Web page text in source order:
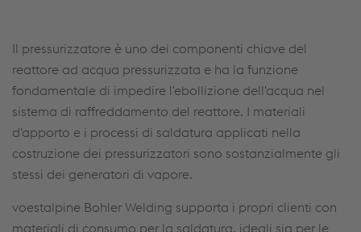
Il pressurizzatore è uno dei componenti chiave del
reattore ad acqua pressurizzata e ha la funzione
fondamentale di impedire l'ebollizione dell'acqua nel
sistema di raffreddamento del reattore. I materiali
d'apporto e i processi di saldatura applicati nella
costruzione dei pressurizzatori sono sostanzialmente gli
stessi dei generatori di vapore.
voestalpine Bohler Welding supporta i propri clienti con
materiali di consumo per la saldatura, ideali sia per le